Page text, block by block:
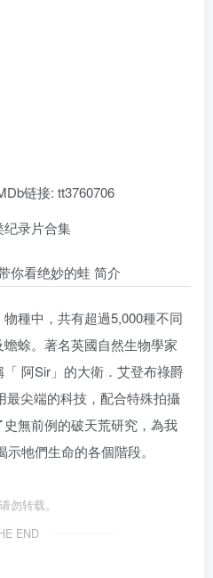
链接: tt3760706
纪录片合集
你看绝妙的蛙 简介
種中，共有超過5,000種不同
蜍。著名英國自然生物學家
阿Sir」的大衛．艾登布祿爵
最尖端的科技，配合特殊拍攝
無前例的破天荒研究，為我
牠們生命的各個階段。
勿转载。
END